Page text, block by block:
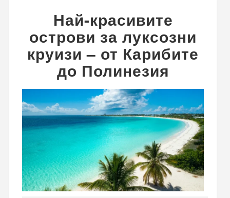
Най-красивите
острови за луксозни
круизи – от Карибите
до Полинезия